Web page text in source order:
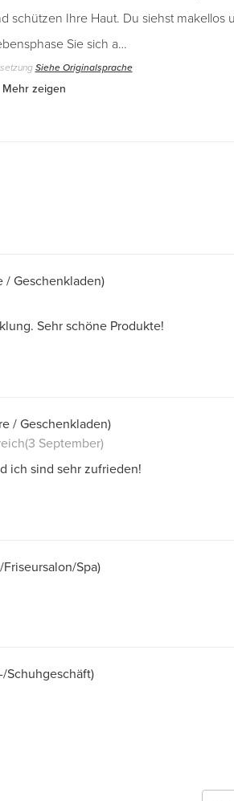
schützen Ihre Haut. Du siehst makellos
Sie sich a…
Siehe Originalsprache
Mehr zeigen
/ Geschenkladen)
Sehr schöne Produkte!
/ Geschenkladen)
(3 September)
ich sind sehr zufrieden!
Spa)
Schuhgeschäft)